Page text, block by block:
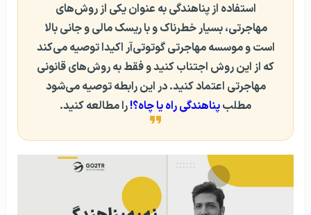
استفاده از پناهندگی به عنوان یکی از روش‌های
مهاجرتی، بسیار خطرناک و با ریسک مالی و جانی بالا
است و موسسه مهاجرتی گوتوتی‌آر اکیدا توصیه می‌کند
که از این روش اجتناب کنید و فقط به روش‌های قانونی
مهاجرتی اعتماد کنید. در این رابطه توصیه می‌شود
مطلبپناهندگی راه یا چاه؟!را مطالعه کنید.